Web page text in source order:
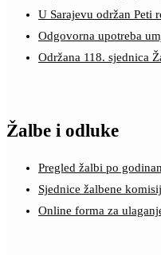
U Sarajevu održan Peti
Odgovorna upotreba
Održana 118. sjednica
Žalbe i odluke
Pregled žalbi po
Sjednice žalbene
Online forma za